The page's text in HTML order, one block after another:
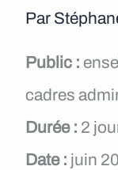
Par
Public :
cadres
Durée : 2
Date : juin